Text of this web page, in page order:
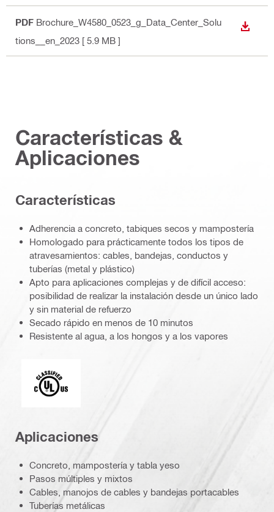
PDF Brochure_W4580_0523_g_Data_Center_Solu
tions__en_2023 [ 5.9 MB ]
Características &
Aplicaciones
Características
Adherencia a concreto, tabiques secos y mampostería
Homologado para prácticamente todos los tipos de
atravesamientos: cables, bandejas, conductos y
tuberías (metal y plástico)
Apto para aplicaciones complejas y de difícil acceso:
posibilidad de realizar la instalación desde un único lado
y sin material de refuerzo
Secado rápido en menos de 10 minutos
Resistente al agua, a los hongos y a los vapores
c_UL_us_classified (55370)
Aplicaciones
Concreto, mampostería y tabla yeso
Pasos múltiples y mixtos
Cables, manojos de cables y bandejas portacables
Tuberías metálicas